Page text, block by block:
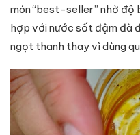
món “best-seller” nhờ độ
hợp với nước sốt đậm đà
ngọt thanh thay vì dùng